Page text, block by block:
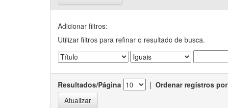
Adicionar filtros:
Utilizar filtros para refinar o resultado de busca.
Resultados/Página | Ordenar registros por